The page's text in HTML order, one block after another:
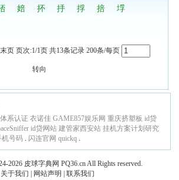
婄 抔 抙 捊 掊
垺
页 页次:1/1页 共13条记录 200条/每页
转向
系认证 衣诺佳 GAME857娱乐网 重庆挤塑板 id贷
id贷网站 建管家西安站 挂机方案计划研究
机号码 . 闪连官网 quickq .
2026 皮球字典网 PQ36.cnAll Rights reserved.
关于我们
网站声明 联系我们